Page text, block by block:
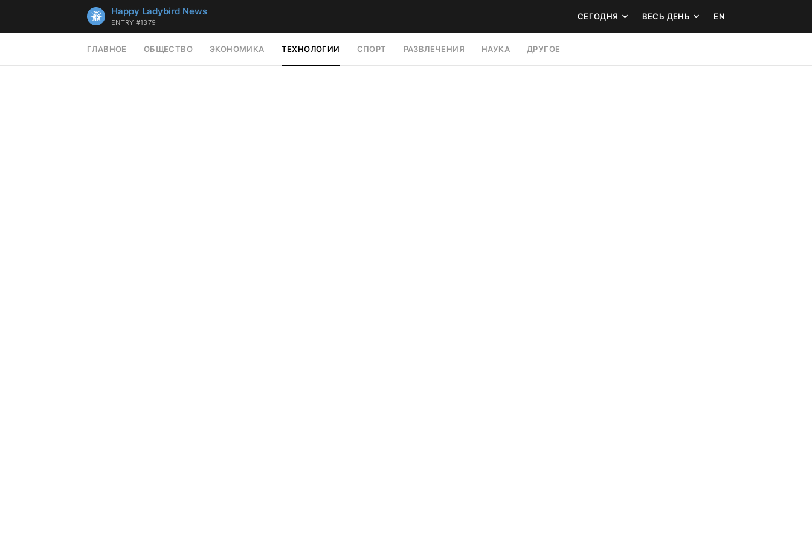
Happy Ladybird News
ENTRY #1379
СЕГОДНЯ ВЕСЬ ДЕНЬ EN
ГЛАВНОЕ ОБЩЕСТВО ЭКОНОМИКА ТЕХНОЛОГИИ СПОРТ РАЗВЛЕЧЕНИЯ НАУКА ДРУГОЕ